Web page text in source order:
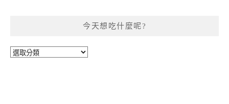
今天想吃什麼呢?
今